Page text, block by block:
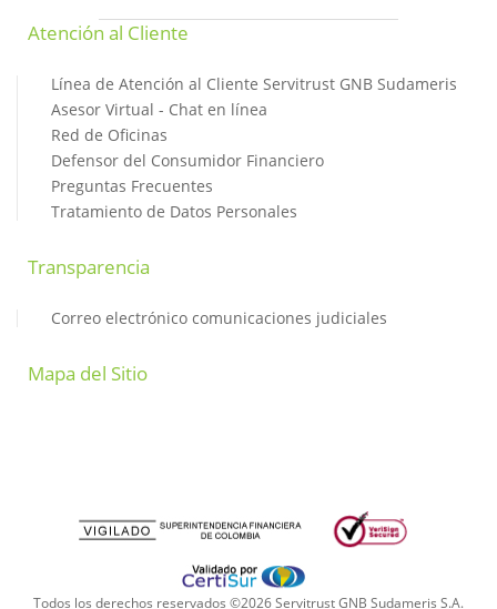
Atención al Cliente
Línea de Atención al Cliente Servitrust GNB Sudameris
Asesor Virtual - Chat en línea
Red de Oficinas
Defensor del Consumidor Financiero
Preguntas Frecuentes
Tratamiento de Datos Personales
Transparencia
Correo electrónico comunicaciones judiciales
Mapa del Sitio
Todos los derechos reservados ©2026 Servitrust GNB Sudameris S.A.